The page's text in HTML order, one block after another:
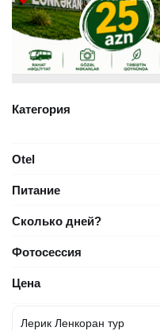
Категория
Otel
Питание
Сколько дней?
Фотосессия
Цена
Лерик Ленкоран тур